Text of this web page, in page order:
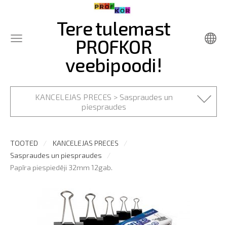
Tere tulemast
PROFKOR
veebipoodi!
KANCELEJAS PRECES > Saspraudes un
piespraudes
TOOTED
KANCELEJAS PRECES
Saspraudes un piespraudes
Papīra piespiedēji 32mm 12gab.